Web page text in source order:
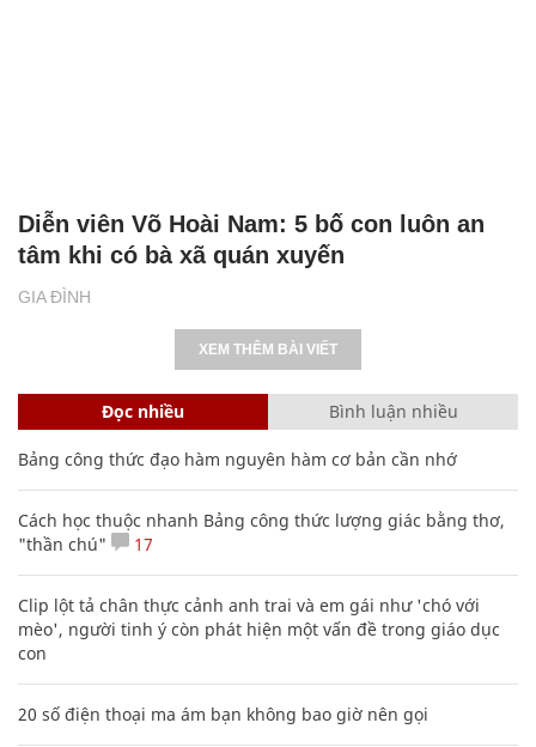
GIA ĐÌNH
Diễn viên Võ Hoài Nam: 5 bố con luôn an
tâm khi có bà xã quán xuyến
XEM THÊM BÀI VIẾT
Đọc nhiều Bình luận nhiều
Bảng công thức đạo hàm nguyên hàm cơ bản cần nhớ
Cách học thuộc nhanh Bảng công thức lượng giác bằng thơ,
"thần chú"
17
Clip lột tả chân thực cảnh anh trai và em gái như 'chó với
mèo', người tinh ý còn phát hiện một vấn đề trong giáo dục
con
20 số điện thoại ma ám bạn không bao giờ nên gọi